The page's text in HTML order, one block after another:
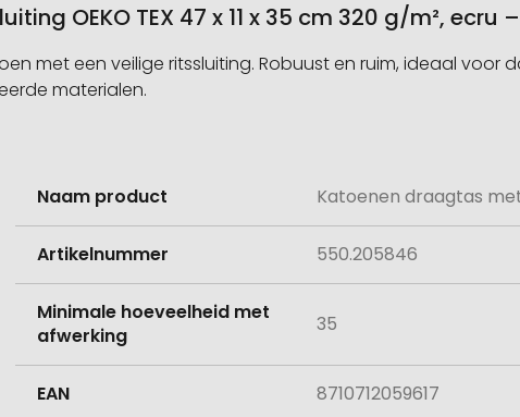
OEKO TEX 47 x 11 x 35 cm 320 g/m²,
met een veilige ritssluiting. Robuust en ruim, ideaal voor
materialen.
informatie
Naam product Katoenen draagtas met
Artikelnummer 550.205846
Minimale hoeveelheid met
afwerking
35
EAN 8710712059617